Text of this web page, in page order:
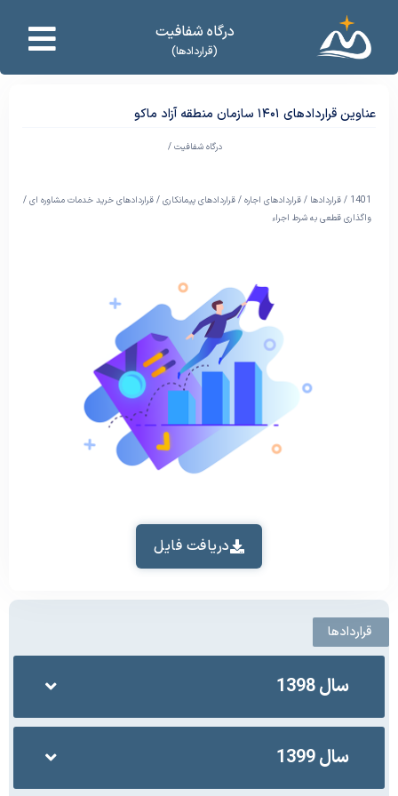
درگاه شفافیت
(قراردادها)
قراردادها
سال 1398
سال 1399
عناوین قراردادهای ۱۴۰۱ سازمان منطقه آزاد ماکو
درگاه شفافیت /
1401
/ قراردادها / قراردادهای اجاره / قراردادهای پیمانکاری / قراردادهای خرید خدمات مشاوره ای /
واگذاری قطعی به شرط اجراء
دریافت فایل